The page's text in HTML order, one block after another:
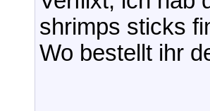
shrimps sticks
Wo bestellt ihr